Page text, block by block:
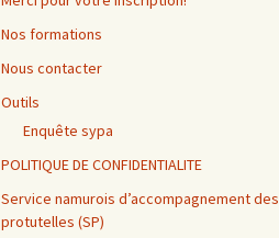
Nos formations
Nous contacter
Outils
Enquête sypa
POLITIQUE DE CONFIDENTIALITE
Service namurois d’accompagnement des
protutelles (SP)